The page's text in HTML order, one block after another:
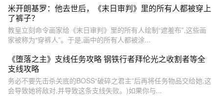
米开朗基罗：他去世后，《末日审判》里的所有人都被穿上
了裤子？
教皇立刻命令画家给《末日审判》里的所有人绘制“遮羞布”,这些画
家被称为“穿裤人”。于是,画中的所有人都被涂...
《堕落之主》支线任务攻略 钢铁行者拜伦光之收割者等全
支线攻略
务必不要先击杀关底的BOSS“破碎之君主”后再将任务物品交给她,这
会导致她将敌对,并导致这条支线失败。)如果你与...